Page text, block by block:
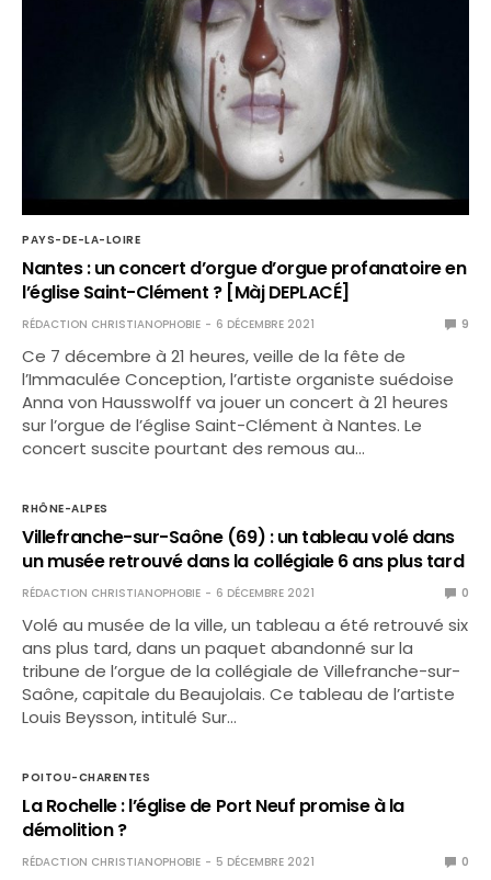
PAYS-DE-LA-LOIRE
Nantes : un concert d’orgue d’orgue profanatoire en
l’église Saint-Clément ? [Màj DEPLACÉ]
RÉDACTION CHRISTIANOPHOBIE 6 DÉCEMBRE 2021 9
Ce 7 décembre à 21 heures, veille de la fête de
l’Immaculée Conception, l’artiste organiste suédoise
Anna von Hausswolff va jouer un concert à 21 heures
sur l’orgue de l’église Saint-Clément à Nantes. Le
concert suscite pourtant des remous au…
RHÔNE-ALPES
Villefranche-sur-Saône (69) : un tableau volé dans
un musée retrouvé dans la collégiale 6 ans plus tard
RÉDACTION CHRISTIANOPHOBIE 6 DÉCEMBRE 2021 0
Volé au musée de la ville, un tableau a été retrouvé six
ans plus tard, dans un paquet abandonné sur la
tribune de l’orgue de la collégiale de Villefranche-sur-
Saône, capitale du Beaujolais. Ce tableau de l’artiste
Louis Beysson, intitulé Sur…
POITOU-CHARENTES
La Rochelle : l’église de Port Neuf promise à la
démolition ?
RÉDACTION CHRISTIANOPHOBIE 5 DÉCEMBRE 2021 0